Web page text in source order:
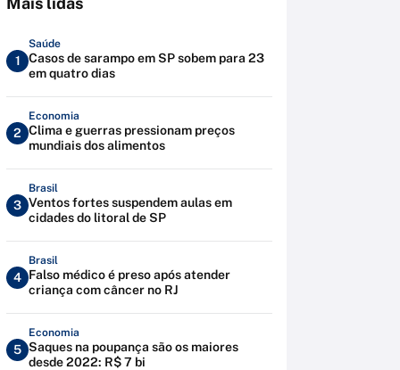
1
Saúde
Casos de sarampo em SP sobem para 23
em quatro dias
2
Economia
Clima e guerras pressionam preços
mundiais dos alimentos
3
Brasil
Ventos fortes suspendem aulas em
cidades do litoral de SP
4
Brasil
Falso médico é preso após atender
criança com câncer no RJ
5
Economia
Saques na poupança são os maiores
desde 2022: R$ 7 bi